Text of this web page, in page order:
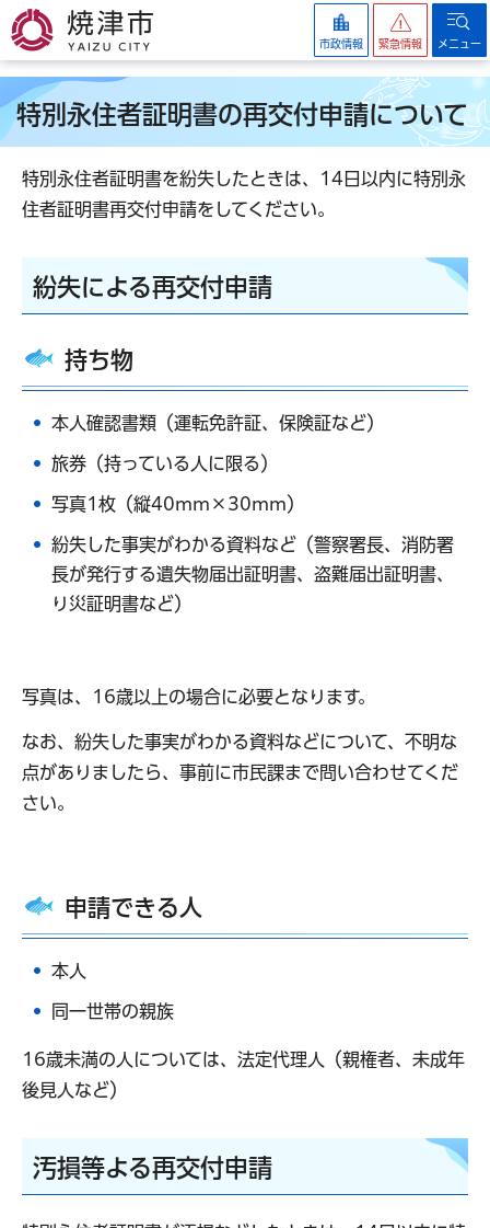
焼津市
市政情報 緊急情報 メニュー
特別永住者証明書の再交付申請について
特別永住者証明書を紛失したときは、14日以内に特別永
住者証明書再交付申請をしてください。
紛失による再交付申請
持ち物
本人確認書類（運転免許証、保険証など）
旅券（持っている人に限る）
写真1枚（縦40mm×30mm）
紛失した事実がわかる資料など（警察署長、消防署
長が発行する遺失物届出証明書、盗難届出証明書、
り災証明書など）
写真は、16歳以上の場合に必要となります。
なお、紛失した事実がわかる資料などについて、不明な
点がありましたら、事前に市民課まで問い合わせてくだ
さい。
申請できる人
本人
同一世帯の親族
16歳未満の人については、法定代理人（親権者、未成年
後見人など）
汚損等よる再交付申請